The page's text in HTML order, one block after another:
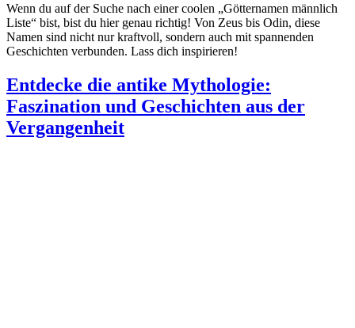
Wenn du auf der Suche nach einer coolen „Götternamen männlich
Liste“ bist, bist du hier genau richtig! Von Zeus bis Odin, diese
Namen sind nicht nur kraftvoll, sondern auch mit spannenden
Geschichten verbunden. Lass dich inspirieren!
Entdecke die antike Mythologie:
Faszination und Geschichten aus der
Vergangenheit